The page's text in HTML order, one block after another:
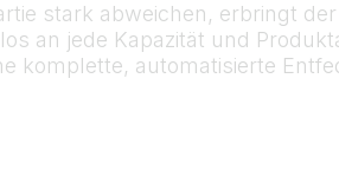
stark abweichen, erbringt
an jede Kapazität und
komplette, automatisierte